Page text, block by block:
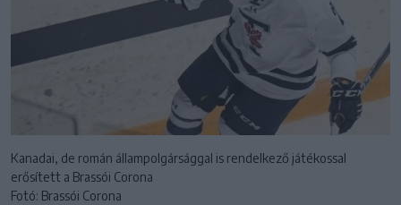
Kanadai, de román állampolgársággal is rendelkező játékossal
erősített a Brassói Corona
Fotó: Brassói Corona